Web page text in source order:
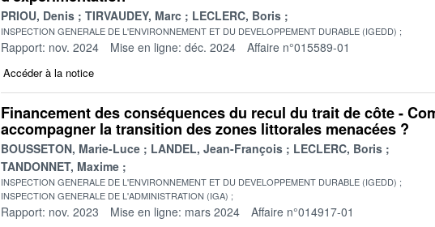
PRIOU, Denis TIRVAUDEY, Marc LECLERC, Boris
INSPECTION GENERALE DE L'ENVIRONNEMENT ET DU DEVELOPPEMENT DURABLE (IGEDD)
Rapport: nov. 2024 Mise en ligne: déc. 2024 Affaire n°015589-01
Accéder à la notice
Financement des conséquences du recul du trait de côte -
accompagner la transition des zones littorales menacées ?
BOUSSETON, Marie-Luce LANDEL, Jean-François
LECLERC, Boris
TANDONNET, Maxime
INSPECTION GENERALE DE L'ENVIRONNEMENT ET DU DEVELOPPEMENT DURABLE (IGEDD)
INSPECTION GENERALE DE L'ADMINISTRATION (IGA)
Rapport: nov. 2023 Mise en ligne: mars 2024 Affaire n°014917-01